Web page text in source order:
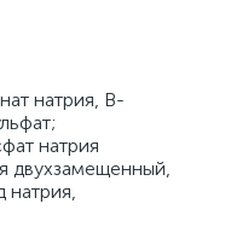
натрия, В-
натрия
двухзамещенный,
натрия,